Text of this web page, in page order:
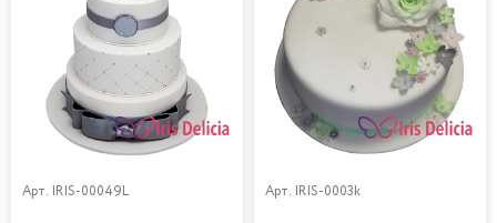
Арт. IRIS-00049L Арт. IRIS-0003k